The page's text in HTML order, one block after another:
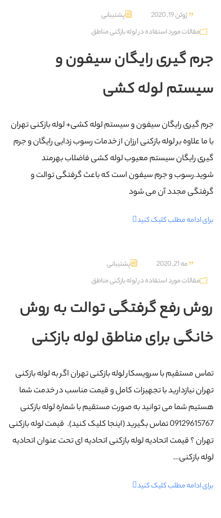
ژوئن 19, 2020
پشتیبانی
مقالات مورد استفاده در لوله بازکنی مناطق
جرم گیری رایگان سیفون و
سیستم لوله کشی
جرم گیری رایگان سیفون و سیستم لوله کشی+ لوله بازکنی تهران
با ما علاوه بر لوله بازکنی ارزان از خدمات رسوب زدایی رایگان و جرم
گیری رایگان سیستم معیوب لوله کشی فاضلاب بهرمند
شوید.رسوب و جرم سیفون است که باعث گرفتگی توالت و
گرفتگی مجدد آن می شود
برای ادامه مطلب کلیک کنید
مه 21, 2020
پشتیبانی
مقالات مورد استفاده در لوله بازکنی مناطق
روش رفع گرفتگی توالت به روش
خانگی برای مناطق لوله بازکنی
تماس مستقیم با سرویسکار لوله بازکنی تهران اگر به لوله بازکنی
تهران نیازدارید با تجهیزات کامل و قیمت مناسب در خدمت شما
هستیم شما می توانید به صورت مستقیم با شماره لوله بازکنی
09129615767 تماس بگیرید (اینجا کلیک کنید). قیمت لوله بازکنی
تهران ؟ قیمت اتحادیه لوله بازکنی اتحادیه ای تحت عنوان اتحادیه
لوله بازکنی...
برای ادامه مطلب کلیک کنید